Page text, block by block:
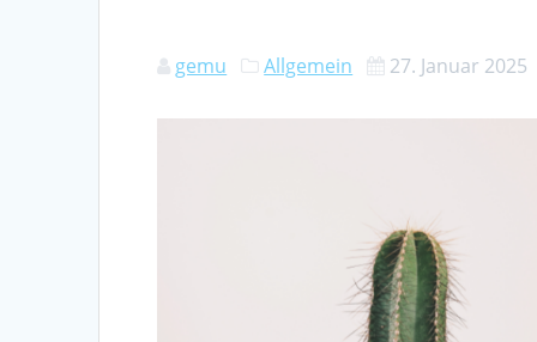
gemu Allgemein 27. Januar 2025